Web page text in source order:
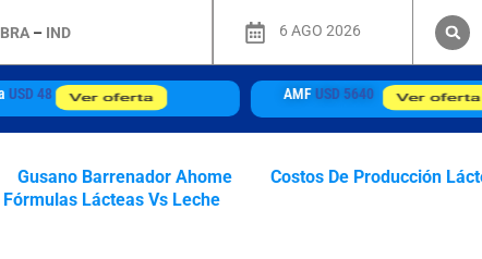
BRA– IND 6 AGO 2026
USD 5640 Ver oferta
WMPUSD 4050
Gusano Barrenador Ahome
Costos De Producción
Fórmulas Lácteas Vs Leche